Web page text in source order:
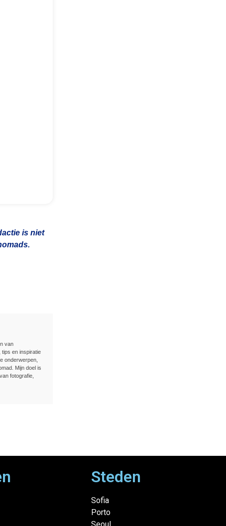
is niet
van
tips en inspiratie
onderwerpen,
Mijn doel is
fotografie,
Steden
Sofia
Porto
Seoul